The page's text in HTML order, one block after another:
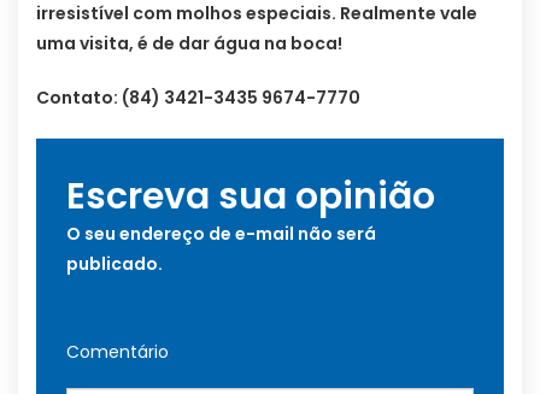
irresistível com molhos especiais. Realmente vale
uma visita, é de dar água na boca!
Contato: (84) 3421-3435 9674-7770
Escreva sua opinião
O seu endereço de e-mail não será
publicado.
Comentário